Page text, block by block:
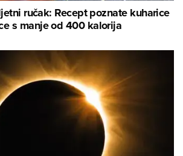
ručak: Recept poznate kuharice
s manje od 400 kalorija